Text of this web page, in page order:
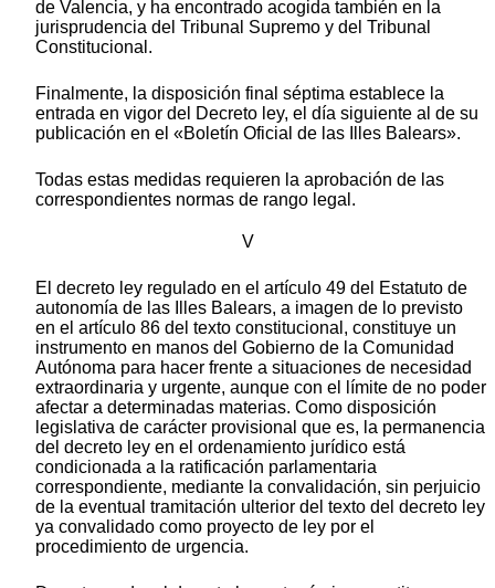
de Valencia, y ha encontrado acogida también en la
jurisprudencia del Tribunal Supremo y del Tribunal
Constitucional.
Finalmente, la disposición final séptima establece la
entrada en vigor del Decreto ley, el día siguiente al de su
publicación en el «Boletín Oficial de las Illes Balears».
Todas estas medidas requieren la aprobación de las
correspondientes normas de rango legal.
V
El decreto ley regulado en el artículo 49 del Estatuto de
autonomía de las Illes Balears, a imagen de lo previsto
en el artículo 86 del texto constitucional, constituye un
instrumento en manos del Gobierno de la Comunidad
Autónoma para hacer frente a situaciones de necesidad
extraordinaria y urgente, aunque con el límite de no poder
afectar a determinadas materias. Como disposición
legislativa de carácter provisional que es, la permanencia
del decreto ley en el ordenamiento jurídico está
condicionada a la ratificación parlamentaria
correspondiente, mediante la convalidación, sin perjuicio
de la eventual tramitación ulterior del texto del decreto ley
ya convalidado como proyecto de ley por el
procedimiento de urgencia.